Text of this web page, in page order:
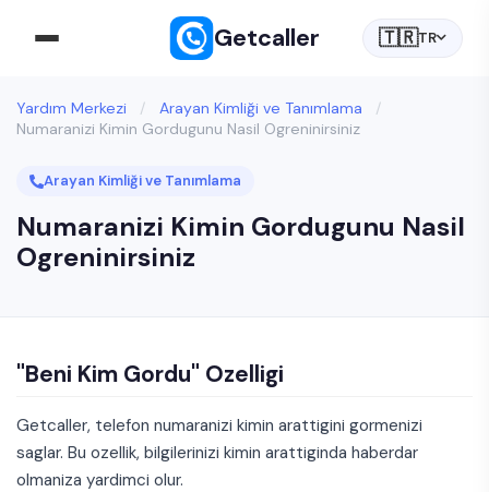
Getcaller 🇹🇷TR
Yardım Merkezi / Arayan Kimliği ve Tanımlama
/
Numaranizi Kimin Gordugunu Nasil Ogreninirsiniz
Arayan Kimliği ve Tanımlama
Numaranizi Kimin Gordugunu Nasil
Ogreninirsiniz
"Beni Kim Gordu" Ozelligi
Getcaller, telefon numaranizi kimin arattigini gormenizi
saglar. Bu ozellik, bilgilerinizi kimin arattiginda haberdar
olmaniza yardimci olur.